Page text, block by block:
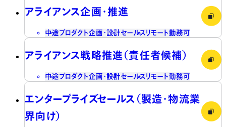
アライアンス企画・推進
中途プロダクト企画・設計セールスリモート勤務可
アライアンス戦略推進（責任者候補）
中途プロダクト企画・設計セールス リモート勤務可
エンタープライズセールス（製造・物流業
界向け）